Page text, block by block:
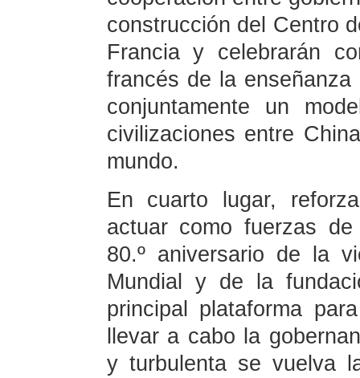
construcción del Centro
Francia y celebrarán
francés de la
conjuntamente un
civilizaciones entre
mundo.
En cuarto lugar,
actuar como fuerzas
80.º aniversario de la
Mundial y de la
principal plataforma
llevar a cabo la
y turbulenta se vuelva